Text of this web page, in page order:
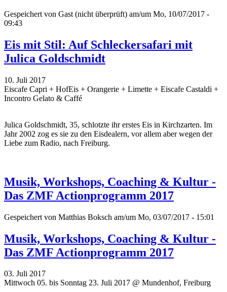
Gespeichert von Gast (nicht überprüft) am/um Mo, 10/07/2017 -
09:43
Eis mit Stil: Auf Schleckersafari mit
Julica Goldschmidt
10. Juli 2017
Eiscafe Capri + HofEis + Orangerie + Limette + Eiscafe Castaldi +
Incontro Gelato & Caffé
Julica Goldschmidt, 35, schlotzte ihr erstes Eis in Kirchzarten. Im
Jahr 2002 zog es sie zu den Eisdealern, vor allem aber wegen der
Liebe zum Radio, nach Freiburg.
Musik, Workshops, Coaching & Kultur -
Das ZMF Actionprogramm 2017
Gespeichert von Matthias Boksch am/um Mo, 03/07/2017 - 15:01
Musik, Workshops, Coaching & Kultur -
Das ZMF Actionprogramm 2017
03. Juli 2017
Mittwoch 05. bis Sonntag 23. Juli 2017 @ Mundenhof, Freiburg